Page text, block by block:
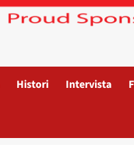
Histori Intervista